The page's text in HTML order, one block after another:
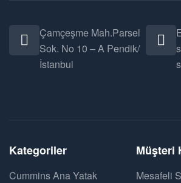
Çamçeşme Mah.Parsel
Sok. No 10 – A Pendik/
İstanbul
Kategoriler
Cummins Ana Yatak
Müşteri
Mesafeli